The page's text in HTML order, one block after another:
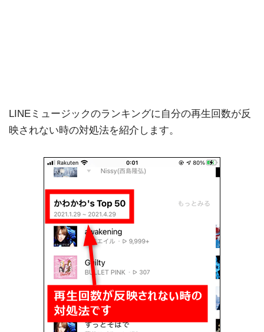
LINEミュージックのランキングに自分の再生回数が反
映されない時の対処法を紹介します。